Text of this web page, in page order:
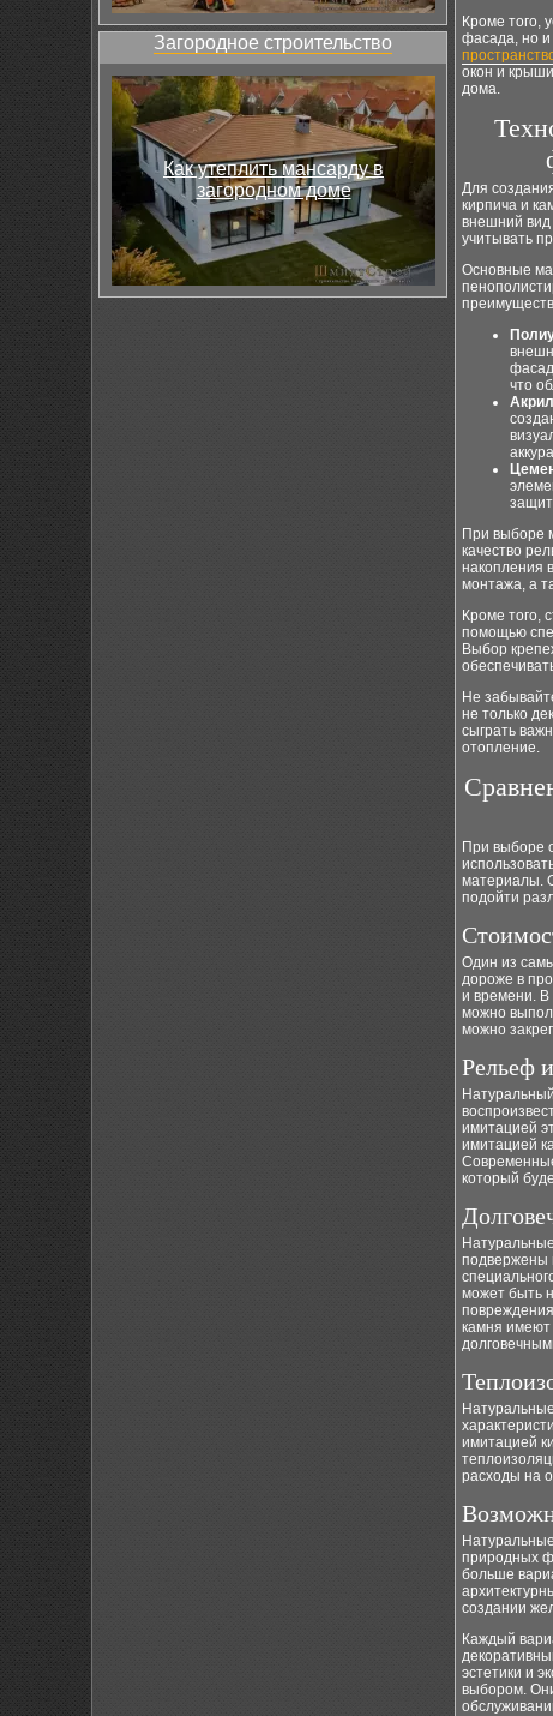
Загородное строительство
Как утеплить мансарду в
загородном доме
Кроме того,
фасада, но и
окон и
дома.
Для
кирпича и
внешний вид
учитывать
Основные
что
При выборе
качество
накопления
монтажа, а
Кроме того,
помощью
Выбор
Не
не только
сыграть
отопление.
При выборе
материалы.
подойти
Один из
дороже в
и времени. В
можно
можно
Рельеф
имитацией
имитацией
который
подвержены
может быть
камня имеют
имитацией
расходы на
природных
больше
создании
Каждый
эстетики и
выбором.